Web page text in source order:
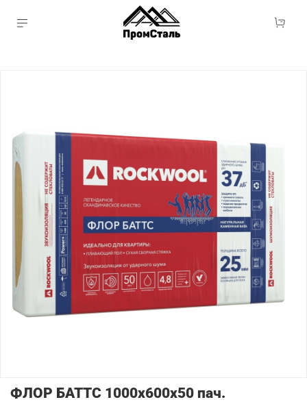
ФЛОР БАТТС 1000x600x50 пач.